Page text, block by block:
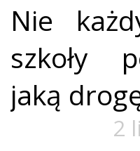
Nie
szkoły
jaką
2